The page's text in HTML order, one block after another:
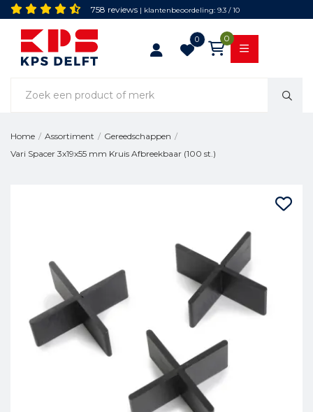
758 reviews | klantenbeoordeling: 9.3 / 10
0 0
Home / Assortiment / Gereedschappen /
Vari Spacer 3x19x55 mm Kruis Afbreekbaar (100 st.)